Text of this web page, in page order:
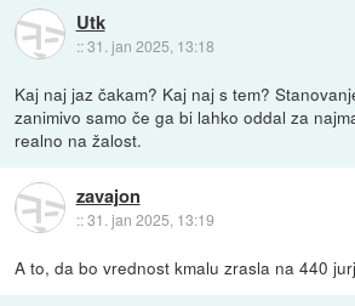
Utk
::31. jan 2025, 13:18
Kaj naj jaz čakam? Kaj naj s tem?
zanimivo samo če ga bi lahko oddal za
realno na žalost.
zavajon
::31. jan 2025, 13:19
A to, da bo vrednost kmalu zrasla na 440